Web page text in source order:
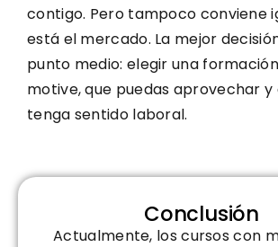
contigo. Pero tampoco conviene
está el mercado. La mejor
punto medio: elegir una
motive, que puedas aprovechar y
tenga sentido laboral.
Conclusión
Actualmente, los cursos con